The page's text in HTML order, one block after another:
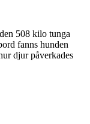
508 kilo tunga
fanns hunden
djur påverkades